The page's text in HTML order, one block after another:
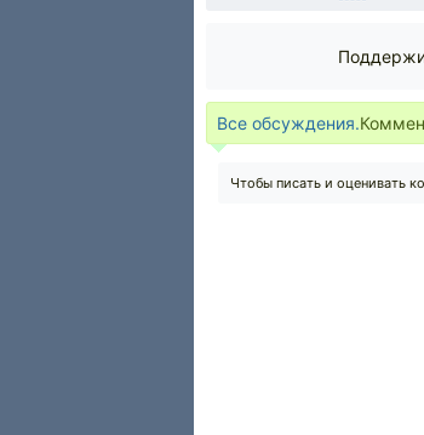
Все обсуждения.
Чтобы писать и оценивать